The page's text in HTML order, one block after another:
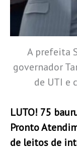
A prefeita
governador
de UTI e
LUTO! 75
Pronto
de leitos de